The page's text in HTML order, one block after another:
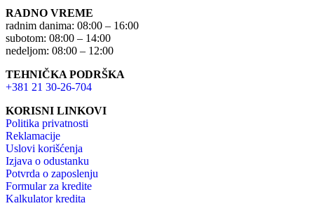
RADNO VREME
radnim danima: 08:00 – 16:00
subotom: 08:00 – 14:00
nedeljom: 08:00 – 12:00
TEHNIČKA PODRŠKA
+381 21 30-26-704
KORISNI LINKOVI
Politika privatnosti
Reklamacije
Uslovi korišćenja
Izjava o odustanku
Potvrda o zaposlenju
Formular za kredite
Kalkulator kredita